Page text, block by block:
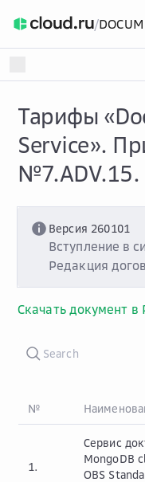
/
Тарифы
Service».
№7.ADV.15.
Версия 260101
Вступление в
Редакция
Скачать документ в
№
1.
Сервис
MongoDB
OBS